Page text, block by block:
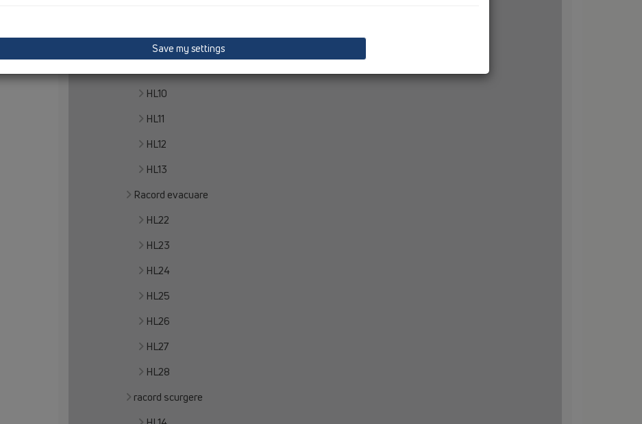
Accesorii
HL10
HL11
HL12
HL13
Racord evacuare
HL22
HL23
HL24
HL25
HL26
HL27
HL28
racord scurgere
Save my settings